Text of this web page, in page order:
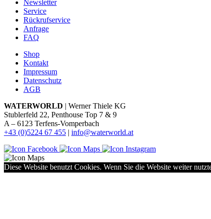
Newsletter
Service
Rückrufservice
Anfrage
FAQ
Shop
Kontakt
Impressum
Datenschutz
AGB
WATERWORLD | Werner Thiele KG
Stublerfeld 22, Penthouse Top 7 & 9
A – 6123 Terfens-Vomperbach
+43 (0)5224 67 455 | info@waterworld.at
Diese Website benutzt Cookies. Wenn Sie die Website weiter